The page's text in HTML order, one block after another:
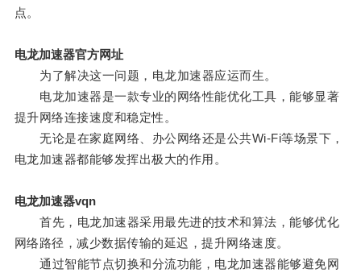
点。
电龙加速器官方网址
为了解决这一问题，电龙加速器应运而生。
电龙加速器是一款专业的网络性能优化工具，能够显著
提升网络连接速度和稳定性。
无论是在家庭网络、办公网络还是公共Wi-Fi等场景下，
电龙加速器都能够发挥出极大的作用。
电龙加速器vqn
首先，电龙加速器采用最先进的技术和算法，能够优化
网络路径，减少数据传输的延迟，提升网络速度。
通过智能节点切换和分流功能，电龙加速器能够避免网